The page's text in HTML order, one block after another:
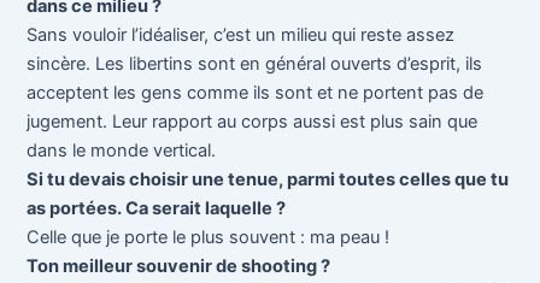
dans ce milieu ?
Sans vouloir l’idéaliser, c’est un milieu qui reste assez
sincère. Les libertins sont en général ouverts d’esprit, ils
acceptent les gens comme ils sont et ne portent pas de
jugement. Leur rapport au corps aussi est plus sain que
dans le monde vertical.
Si tu devais choisir une tenue, parmi toutes celles que tu
as portées. Ca serait laquelle ?
Celle que je porte le plus souvent : ma peau !
Ton meilleur souvenir de shooting ?